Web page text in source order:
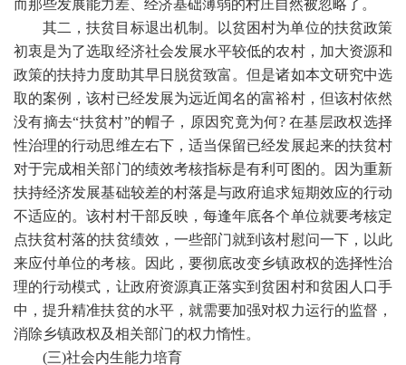
而那些发展能力差、经济基础薄弱的村庄自然被忽略了。
其二，扶贫目标退出机制。以贫困村为单位的扶贫政策
初衷是为了选取经济社会发展水平较低的农村，加大资源和
政策的扶持力度助其早日脱贫致富。但是诸如本文研究中选
取的案例，该村已经发展为远近闻名的富裕村，但该村依然
没有摘去“扶贫村”的帽子，原因究竟为何? 在基层政权选择
性治理的行动思维左右下，适当保留已经发展起来的扶贫村
对于完成相关部门的绩效考核指标是有利可图的。因为重新
扶持经济发展基础较差的村落是与政府追求短期效应的行动
不适应的。该村村干部反映，每逢年底各个单位就要考核定
点扶贫村落的扶贫绩效，一些部门就到该村慰问一下，以此
来应付单位的考核。因此，要彻底改变乡镇政权的选择性治
理的行动模式，让政府资源真正落实到贫困村和贫困人口手
中，提升精准扶贫的水平，就需要加强对权力运行的监督，
消除乡镇政权及相关部门的权力惰性。
(三)社会内生能力培育